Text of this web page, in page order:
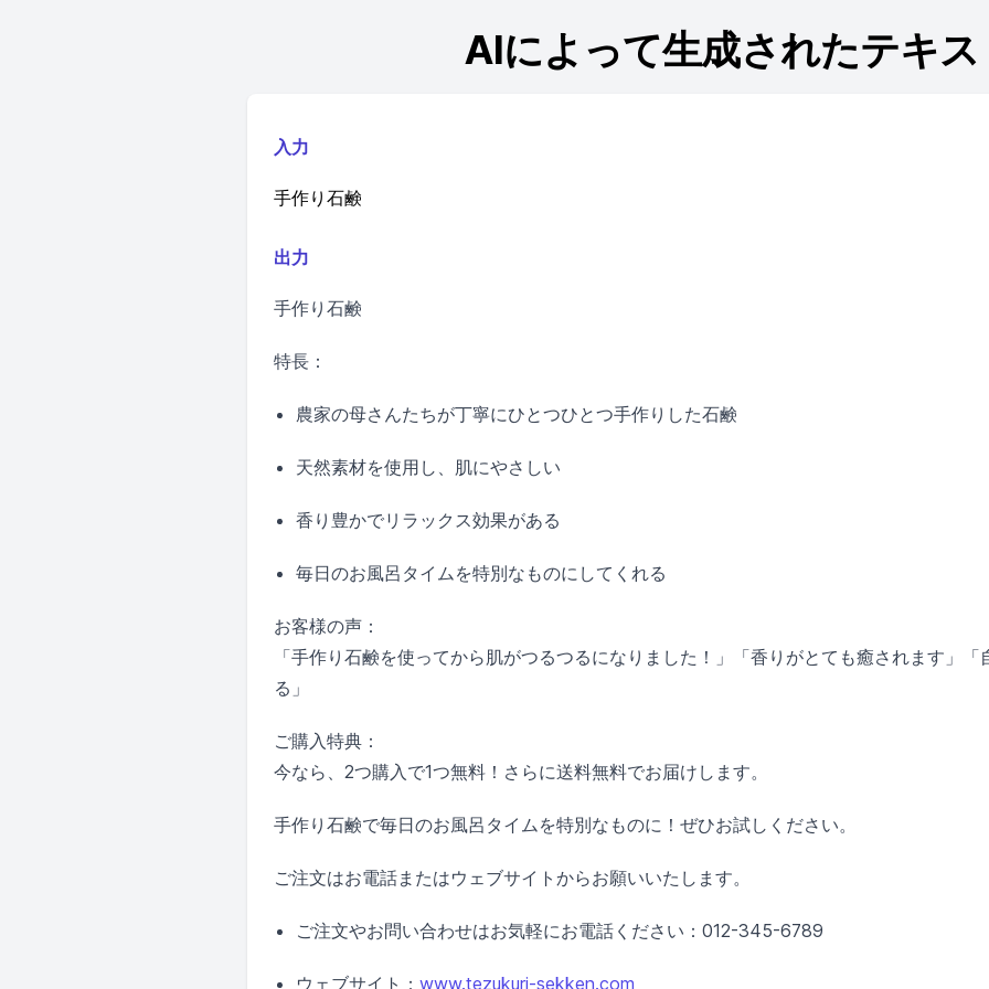
AIによって生成されたテキス
入力
手作り石鹸
出力
手作り石鹸
特長：
農家の母さんたちが丁寧にひとつひとつ手作りした石鹸
天然素材を使用し、肌にやさしい
香り豊かでリラックス効果がある
毎日のお風呂タイムを特別なものにしてくれる
お客様の声：
「手作り石鹸を使ってから肌がつるつるになりました！」「香りがとても癒されます」
る」
ご購入特典：
今なら、2つ購入で1つ無料！さらに送料無料でお届けします。
手作り石鹸で毎日のお風呂タイムを特別なものに！ぜひお試しください。
ご注文はお電話またはウェブサイトからお願いいたします。
ご注文やお問い合わせはお気軽にお電話ください：012-345-6789
ウェブサイト： www.tezukuri-sekken.com